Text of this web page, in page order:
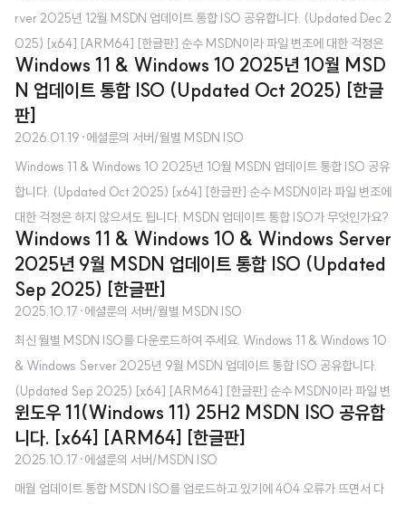
다. 마찬가..
rver 2025년 12월 MSDN 업데이트 통합 ISO 공유합니다. (Updated Dec 2
025) [x64] [ARM64] [한글판] 순수 MSDN이라 파일 변조에 대한 걱정은
하지 않으셔도 됩니다. MSDN 업데이트 통합 ISO가 무엇인가요? - 매월 VSS
(전 MSDN) 구독자를 대상으로 제공하는 ISO로, 최신 Windows 업데이트가
적용된 ISO라고 보시면 됩니다. Microsoft 공식 홈페이지에서 받는 것이나 M
ediaCreationTool로 제작하는 것과 무엇이 다른가요? - Microsoft 공식 홈
페이지에서 제공하는 ISO는 초기 버전(최신 Windows 업데이트 포함 X)입니
다. 마찬가지..
Windows 11 & Windows 10 2025년 10월 MSD
N 업데이트 통합 ISO (Updated Oct 2025) [한글
판]
2026.01.19 ·에셜룬의 서버/월별 MSDN ISO
Windows 11 & Windows 10 2025년 10월 MSDN 업데이트 통합 ISO 공유
합니다. (Updated Oct 2025) [x64] [한글판] 순수 MSDN이라 파일 변조에
대한 걱정은 하지 않으셔도 됩니다. MSDN 업데이트 통합 ISO가 무엇인가요?
- 매월 VSS(전 MSDN) 구독자를 대상으로 제공하는 ISO로, 최신 Windows
업데이트가 적용된 ISO라고 보시면 됩니다. Microsoft 공식 홈페이지에서 받
는 것이나 MediaCreationTool로 제작하는 것과 무엇이 다른가요? - Micros
oft 공식 홈페이지에서 제공하는 ISO는 초기 버전(최신 Windows 업데이트
포함 X)입니다. 마찬가지로 MediaCreationTool도 초기 버전 ISO를 만들어
줍니다. ..
Windows 11 & Windows 10 & Windows Server
2025년 9월 MSDN 업데이트 통합 ISO (Updated
Sep 2025) [한글판]
2025.10.17 ·에셜룬의 서버/월별 MSDN ISO
최신 월별 MSDN ISO를 다운로드하여 주세요. Windows 11 & Windows 10
& Windows Server 2025년 9월 MSDN 업데이트 통합 ISO 공유합니다.
(Updated Sep 2025) [x64] [ARM64] [한글판] 순수 MSDN이라 파일 변
조에 대한 걱정은 하지 않으셔도 됩니다. MSDN 업데이트 통합 ISO가 무엇인
가요? - 매월 VSS(전 MSDN) 구독자를 대상으로 제공하는 ISO로, 최신 Win
dows 업데이트가 적용된 ISO라고 보시면 됩니다. Microsoft 공식 홈페이지
에서 받는 것이나 MediaCreationTool로 제작하는 것과 무엇이 다른가요? -
윈도우 11(Windows 11) 25H2 MSDN ISO 공유합
니다. [x64] [ARM64] [한글판]
2025.10.17 ·에셜룬의 서버/MSDN ISO
매월 업데이트 통합 MSDN ISO를 업로드하고 있기에 404 오류가 뜨면서 다